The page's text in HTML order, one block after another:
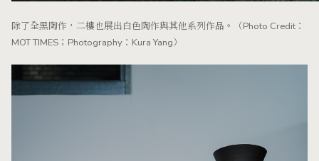
除了全黑陶作，二樓也展出白色陶作與其他系列作品。（Photo Credit：
MOT TIMES；Photography：Kura Yang）